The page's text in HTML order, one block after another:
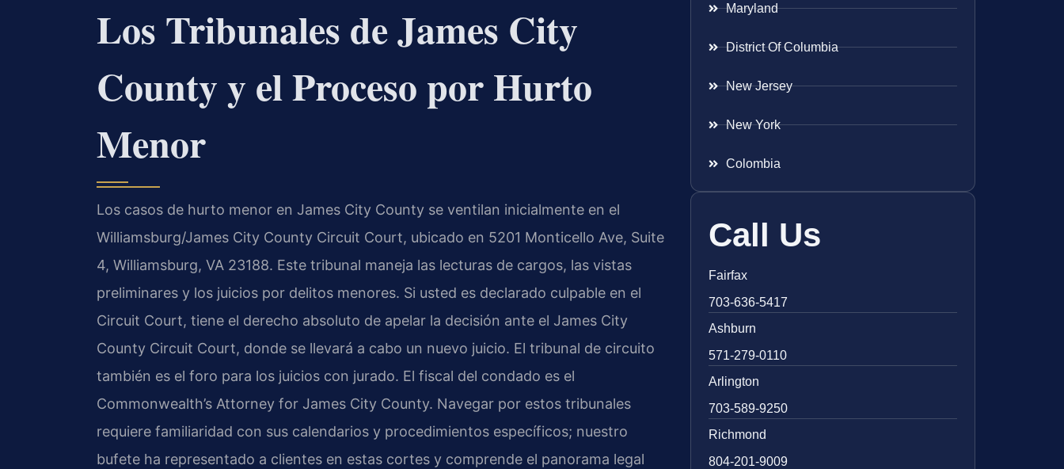
Los Tribunales de James City
County y el Proceso por Hurto
Menor
Los casos de hurto menor en James City County se ventilan inicialmente en el
Williamsburg/James City County Circuit Court, ubicado en 5201 Monticello Ave, Suite
4, Williamsburg, VA 23188. Este tribunal maneja las lecturas de cargos, las vistas
preliminares y los juicios por delitos menores. Si usted es declarado culpable en el
Circuit Court, tiene el derecho absoluto de apelar la decisión ante el James City
County Circuit Court, donde se llevará a cabo un nuevo juicio. El tribunal de circuito
también es el foro para los juicios con jurado. El fiscal del condado es el
Commonwealth’s Attorney for James City County. Navegar por estos tribunales
requiere familiaridad con sus calendarios y procedimientos específicos; nuestro
bufete ha representado a clientes en estas cortes y comprende el panorama legal
Maryland
District Of Columbia
New Jersey
New York
Colombia
Call Us
Fairfax
703-636-5417
Ashburn
571-279-0110
Arlington
703-589-9250
Richmond
804-201-9009